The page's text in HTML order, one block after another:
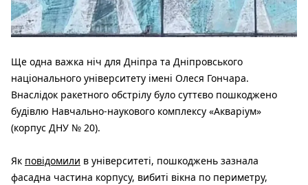
Ще одна важка ніч для Дніпра та Дніпровського
національного університету імені Олеся Гончара.
Внаслідок ракетного обстрілу було суттєво пошкоджено
будівлю Навчально-наукового комплексу «Акваріум»
(корпус ДНУ № 20).
Як повідомили в університеті, пошкоджень зазнала
фасадна частина корпусу, вибиті вікна по периметру,